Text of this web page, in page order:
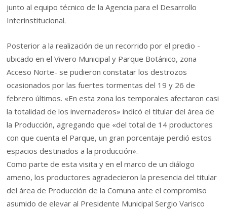
junto al equipo técnico de la Agencia para el Desarrollo
Interinstitucional.
Posterior a la realización de un recorrido por el predio -
ubicado en el Vivero Municipal y Parque Botánico, zona
Acceso Norte- se pudieron constatar los destrozos
ocasionados por las fuertes tormentas del 19 y 26 de
febrero últimos. «En esta zona los temporales afectaron casi
la totalidad de los invernaderos» indicó el titular del área de
la Producción, agregando que «del total de 14 productores
con que cuenta el Parque, un gran porcentaje perdió estos
espacios destinados a la producción».
Como parte de esta visita y en el marco de un diálogo
ameno, los productores agradecieron la presencia del titular
del área de Producción de la Comuna ante el compromiso
asumido de elevar al Presidente Municipal Sergio Varisco